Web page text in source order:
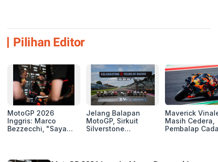
Pilihan Editor
MotoGP 2026
Inggris: Marco
Bezzecchi, "Saya
Jelang Balapan
MotoGP, Sirkuit
Silverstone
Maverick
Masih Cedera,
Pembalap